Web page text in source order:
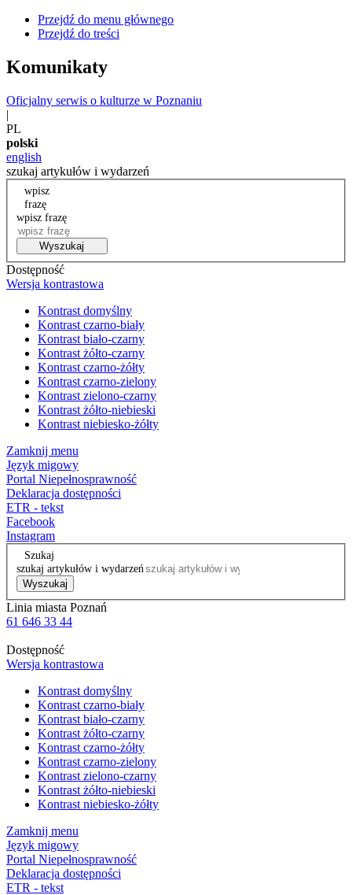
Przejdź do menu głównego
Przejdź do treści
Komunikaty
Oficjalny serwis o kulturze w Poznaniu
|
PL
polski
english
szukaj artykułów i wydarzeń
wpisz
frazę
wpisz frazę
Wyszukaj
Dostępność
Wersja kontrastowa
Kontrast domyślny
Kontrast czarno-biały
Kontrast biało-czarny
Kontrast żółto-czarny
Kontrast czarno-żółty
Kontrast czarno-zielony
Kontrast zielono-czarny
Kontrast żółto-niebieski
Kontrast niebiesko-żółty
Zamknij menu
Język migowy
Portal Niepełnosprawność
Deklaracja dostępności
ETR - tekst
Facebook
Instagram
Szukaj
szukaj artykułów i wydarzeń
Wyszukaj
Linia miasta Poznań
61 646 33 44
Dostępność
Wersja kontrastowa
Kontrast domyślny
Kontrast czarno-biały
Kontrast biało-czarny
Kontrast żółto-czarny
Kontrast czarno-żółty
Kontrast czarno-zielony
Kontrast zielono-czarny
Kontrast żółto-niebieski
Kontrast niebiesko-żółty
Zamknij menu
Język migowy
Portal Niepełnosprawność
Deklaracja dostępności
ETR - tekst